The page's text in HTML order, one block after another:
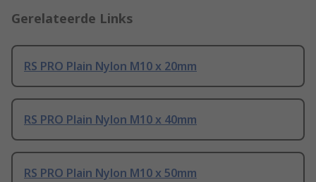
Gerelateerde Links
RS PRO Plain Nylon M10 x 20mm
RS PRO Plain Nylon M10 x 40mm
RS PRO Plain Nylon M10 x 50mm